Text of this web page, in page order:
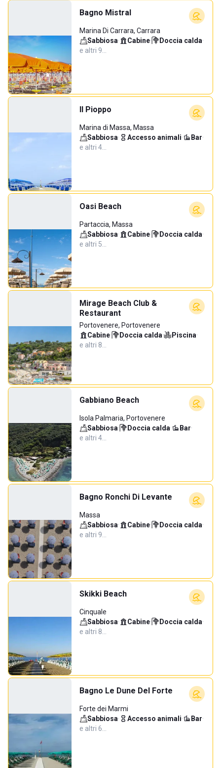
Bagno Mistral
Marina Di Carrara, Carrara
Sabbiosa· Cabine· Doccia calda·
e altri 9…
Il Pioppo
Marina di Massa, Massa
Sabbiosa· Accesso animali· Bar·
e altri 4…
Oasi Beach
Partaccia, Massa
Sabbiosa· Cabine· Doccia calda·
e altri 5…
Mirage Beach Club &
Restaurant
Portovenere, Portovenere
Cabine· Doccia calda· Piscina·
e altri 8…
Gabbiano Beach
Isola Palmaria, Portovenere
Sabbiosa· Doccia calda· Bar·
e altri 4…
Bagno Ronchi Di Levante
Massa
Sabbiosa· Cabine· Doccia calda·
e altri 9…
Skikki Beach
Cinquale
Sabbiosa· Cabine· Doccia calda·
e altri 8…
Bagno Le Dune Del Forte
Forte dei Marmi
Sabbiosa· Accesso animali· Bar·
e altri 6…